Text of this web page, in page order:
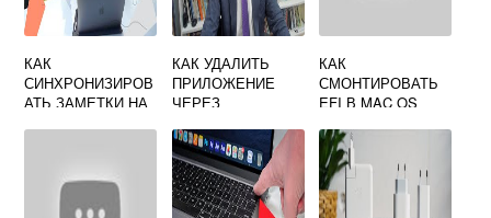
КАК
СИНХРОНИЗИРОВ
АТЬ ЗАМЕТКИ НА
КАК УДАЛИТЬ
ПРИЛОЖЕНИЕ
ЧЕРЕЗ
OS
КАК
СМОНТИРОВАТЬ
EFI В MAC OS